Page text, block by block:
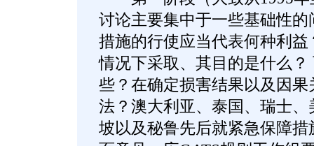
讨论主要集中于一些基础性
措施的行使应当代表何种利
情况下采取、其目的是什么
些？在确定损害结果以及因
法？澳大利亚、泰国、瑞士
坡以及秘鲁先后就紧急保障